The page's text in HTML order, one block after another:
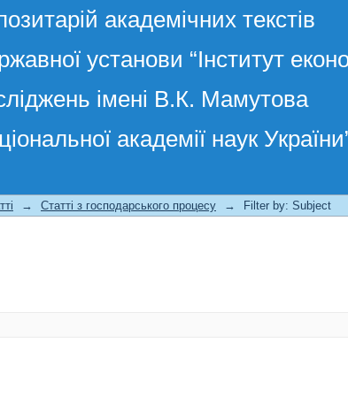
академічних текстів
установи “Інститут
імені В.К. Мамутова
академії наук
→ Статті з господарського процесу → Filter by: Subject